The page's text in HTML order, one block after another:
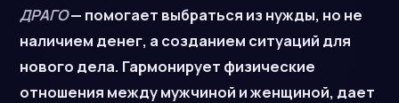
ДРАГО— помогает выбраться из нужды, но не
наличием денег, а созданием ситуаций для
нового дела. Гармонирует физические
отношения между мужчиной и женщиной, дает